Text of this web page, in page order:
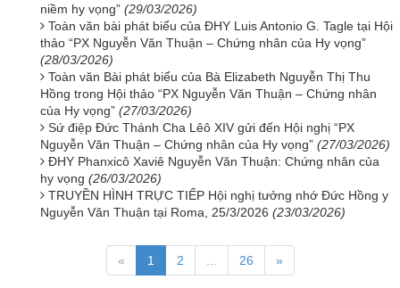
niềm hy vọng” (29/03/2026)
Toàn văn bài phát biểu của ĐHY Luis Antonio G. Tagle tại Hội
thảo “PX Nguyễn Văn Thuận – Chứng nhân của Hy vọng”
(28/03/2026)
Toàn văn Bài phát biểu của Bà Elizabeth Nguyễn Thị Thu
Hồng trong Hội thảo “PX Nguyễn Văn Thuận – Chứng nhân
của Hy vọng” (27/03/2026)
Sứ điệp Đức Thánh Cha Lêô XIV gửi đến Hội nghị “PX
Nguyễn Văn Thuận – Chứng nhân của Hy vọng” (27/03/2026)
ĐHY Phanxicô Xaviê Nguyễn Văn Thuận: Chứng nhân của
hy vọng (26/03/2026)
TRUYỀN HÌNH TRỰC TIẾP Hội nghị tưởng nhớ Đức Hồng y
Nguyễn Văn Thuận tại Roma, 25/3/2026 (23/03/2026)
« 1 2 26 »